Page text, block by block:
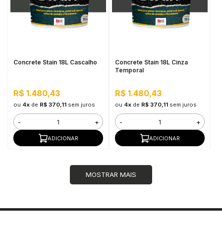
Concrete Stain 18L Cascalho
R$ 1.480,43
ou 4xde R$ 370,11 sem juros
- +
ADICIONAR
Concrete Stain 18L Cinza
Temporal
R$ 1.480,43
ou 4xde R$ 370,11 sem juros
- +
ADICIONAR
MOSTRAR MAIS